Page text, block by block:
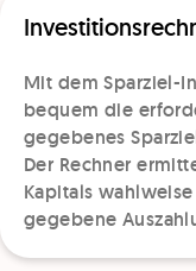
Mit dem Sparziel-
bequem die
gegebenes
Der Rechner
Kapitals
gegebene